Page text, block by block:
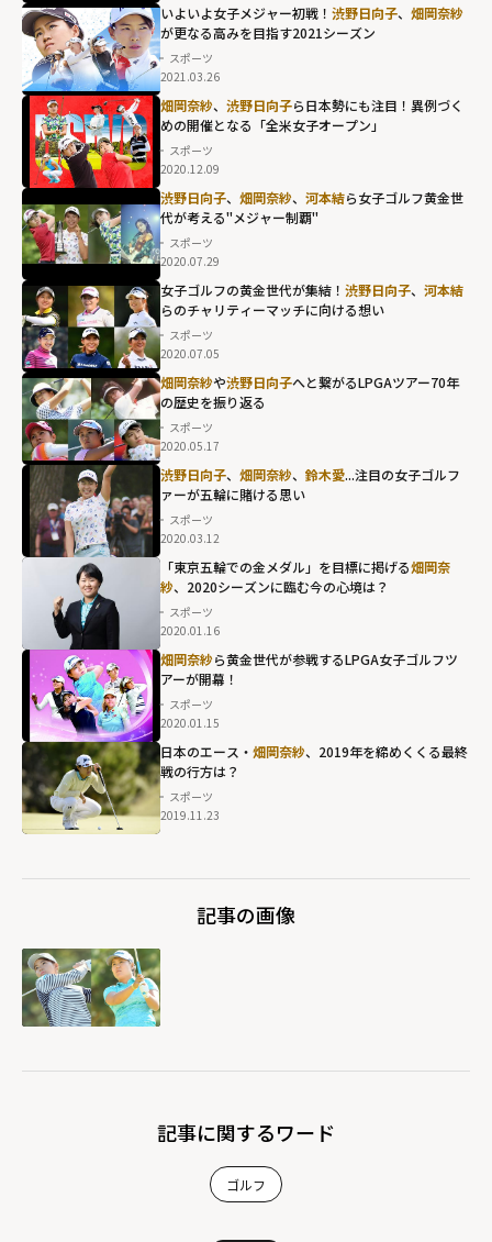
いよいよ女子メジャー初戦！ 渋野日向子、 畑岡奈紗
が更なる高みを目指す2021シーズン
スポーツ
2021.03.26
畑岡奈紗、 渋野日向子ら日本勢にも注目！異例づく
めの開催となる「全米女子オープン」
スポーツ
2020.12.09
渋野日向子、 畑岡奈紗、 河本結ら女子ゴルフ黄金世
代が考える"メジャー制覇"
スポーツ
2020.07.29
女子ゴルフの黄金世代が集結！ 渋野日向子、 河本結
らのチャリティーマッチに向ける想い
スポーツ
2020.07.05
畑岡奈紗や渋野日向子へと繋がるLPGAツアー70年
の歴史を振り返る
スポーツ
2020.05.17
渋野日向子、 畑岡奈紗、 鈴木愛...注目の女子ゴルフ
ァーが五輪に賭ける思い
スポーツ
2020.03.12
「東京五輪での金メダル」を目標に掲げる畑岡奈
紗、2020シーズンに臨む今の心境は？
スポーツ
2020.01.16
畑岡奈紗ら黄金世代が参戦するLPGA女子ゴルフツ
アーが開幕！
スポーツ
2020.01.15
日本のエース・ 畑岡奈紗、2019年を締めくくる最終
戦の行方は？
スポーツ
2019.11.23
記事の画像
記事に関するワード
ゴルフ